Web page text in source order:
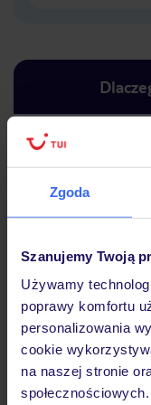
Zgoda
Szanujemy Twoją
Używamy
poprawy komfortu
personalizowania
cookie
na naszej stronie
Lider niskich cen
Hotel
Opinie